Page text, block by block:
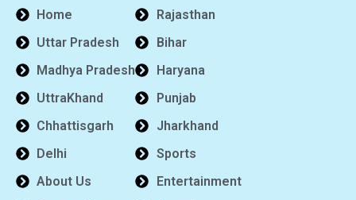
Home
Uttar Pradesh
Madhya Pradesh
UttraKhand
Chhattisgarh
Delhi
About Us
Rajasthan
Bihar
Haryana
Punjab
Jharkhand
Sports
Entertainment